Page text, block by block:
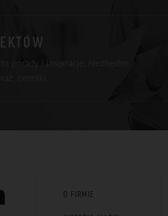
porady i inspiracje, niezbędne
O FIRMIE